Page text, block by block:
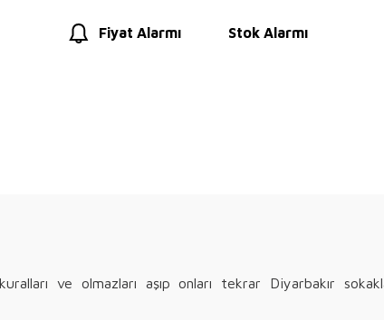
Fiyat Alarmı Stok Alarmı
ve olmazları aşıp onları tekrar Diyarbakır